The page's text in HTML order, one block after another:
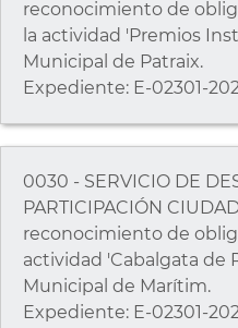
reconocimiento de
la actividad 'Premios
Municipal de Patraix.
Expediente: E-02301-
0030 - SERVICIO DE
PARTICIPACIÓN
reconocimiento de
actividad 'Cabalgata de
Municipal de Marítim.
Expediente: E-02301-